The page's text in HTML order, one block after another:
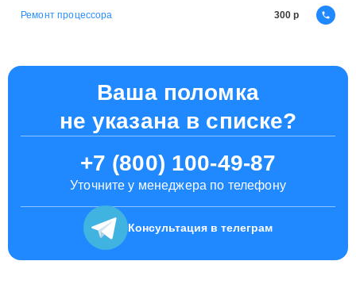
Ремонт процессора 300
Ваша поломка
не указана в списке?
+7 (800) 100-49-87
Уточните у менеджера по телефону
Консультация в телеграм